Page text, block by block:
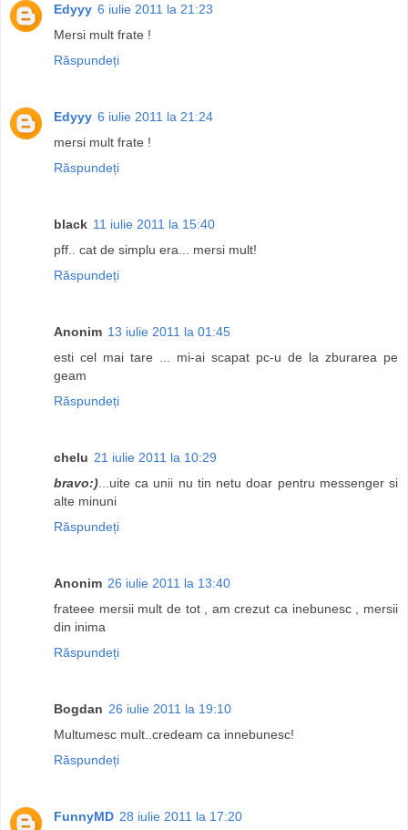
Edyyy 6 iulie 2011 la 21:23
Mersi mult frate !
Răspundeți
Edyyy 6 iulie 2011 la 21:24
mersi mult frate !
Răspundeți
black 11 iulie 2011 la 15:40
pff.. cat de simplu era... mersi mult!
Răspundeți
Anonim 13 iulie 2011 la 01:45
esti cel mai tare ... mi-ai scapat pc-u de la zburarea pe
geam
Răspundeți
chelu 21 iulie 2011 la 10:29
bravo:)...uite ca unii nu tin netu doar pentru messenger si
alte minuni
Răspundeți
Anonim 26 iulie 2011 la 13:40
frateee mersii mult de tot , am crezut ca inebunesc , mersii
din inima
Răspundeți
Bogdan 26 iulie 2011 la 19:10
Multumesc mult..credeam ca innebunesc!
Răspundeți
FunnyMD 28 iulie 2011 la 17:20